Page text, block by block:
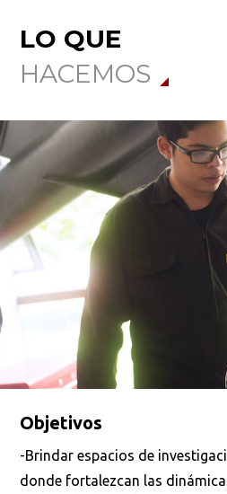
LO QUE
HACEMOS
Objetivos
-Brindar espacios de
donde fortalezcan las